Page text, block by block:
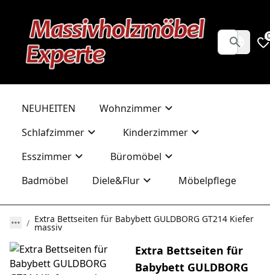
NEUHEITEN
Wohnzimmer
Schlafzimmer
Kinderzimmer
Esszimmer
Büromöbel
Badmöbel
Diele&Flur Möbelpflege
Extra Bettseiten für Babybett GULDBORG GT214 Kiefer
massiv
Extra Bettseiten für
Babybett GULDBORG